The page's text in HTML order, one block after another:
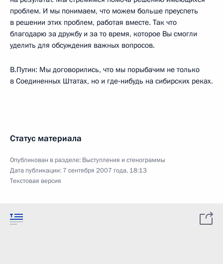
проблем. И мы понимаем, что можем больше преуспеть
в решении этих проблем, работая вместе. Так что
благодарю за дружбу и за то время, которое Вы смогли
уделить для обсуждения важных вопросов.
В.Путин: Мы договорились, что мы порыбачим не только
в Соединенных Штатах, но и где‑нибудь на сибирских реках.
Статус материала
Опубликован в разделе: Выступления и стенограммы
Дата публикации: 7 сентября 2007 года, 18:13
Текстовая версия